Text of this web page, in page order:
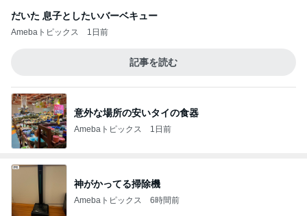
だいた 息子としたいバーベキュー
Amebaトピックス 1日前
記事を読む
意外な場所の安いタイの食器
Amebaトピックス 1日前
神がかってる掃除機
Amebaトピックス 6時間前